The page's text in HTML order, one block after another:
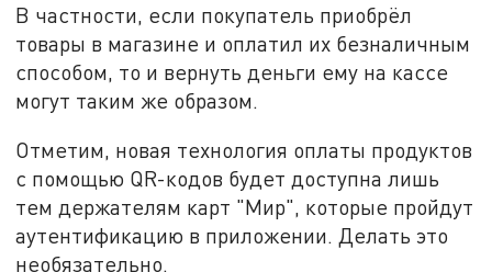
В частности, если покупатель приобрёл
товары в магазине и оплатил их безналичным
способом, то и вернуть деньги ему на кассе
могут таким же образом.
Отметим, новая технология оплаты продуктов
с помощью QR-кодов будет доступна лишь
тем держателям карт "Мир", которые пройдут
аутентификацию в приложении. Делать это
необязательно.